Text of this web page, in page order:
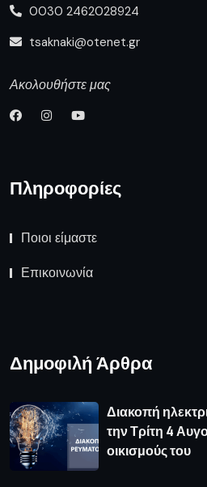
0030 2462028924
tsaknaki@otenet.gr
Ακολουθήστε μας
Πληροφορίες
Ποιοι είμαστε
Επικοινωνία
Δημοφιλή Άρθρα
Διακοπή
την Τρίτη 4
οικισμούς του